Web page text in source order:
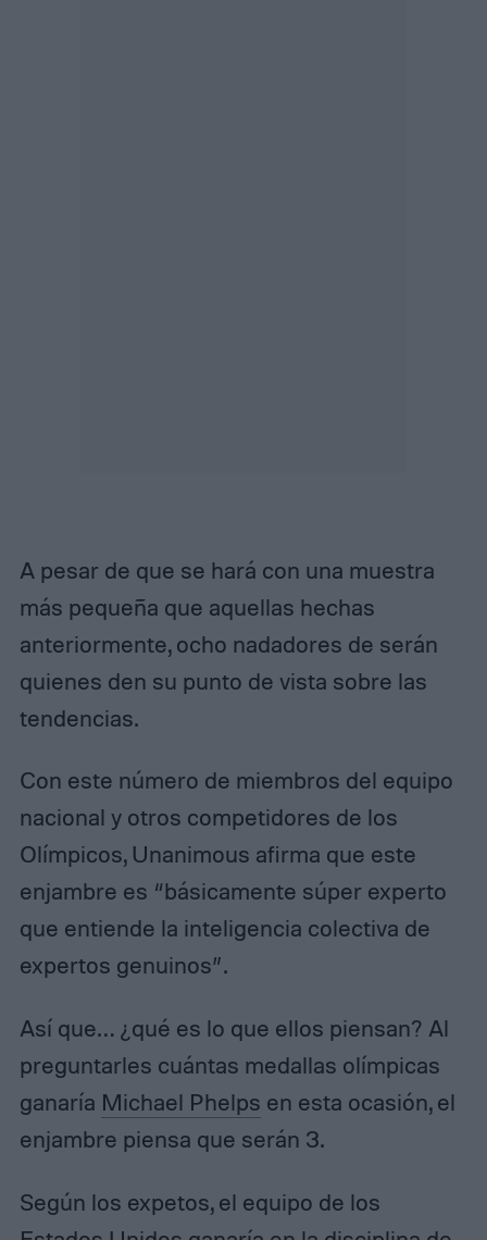
A pesar de que se hará con una muestra
más pequeña que aquellas hechas
anteriormente, ocho nadadores de serán
quienes den su punto de vista sobre las
tendencias.
Con este número de miembros del equipo
nacional y otros competidores de los
Olímpicos, Unanimous afirma que este
enjambre es “básicamente súper experto
que entiende la inteligencia colectiva de
expertos genuinos”.
Así que… ¿qué es lo que ellos piensan? Al
preguntarles cuántas medallas olímpicas
ganaría Michael Phelps en esta ocasión, el
enjambre piensa que serán 3.
Según los expetos, el equipo de los